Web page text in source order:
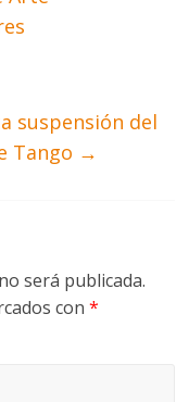
suspensión del
Tango →
será publicada.
con*